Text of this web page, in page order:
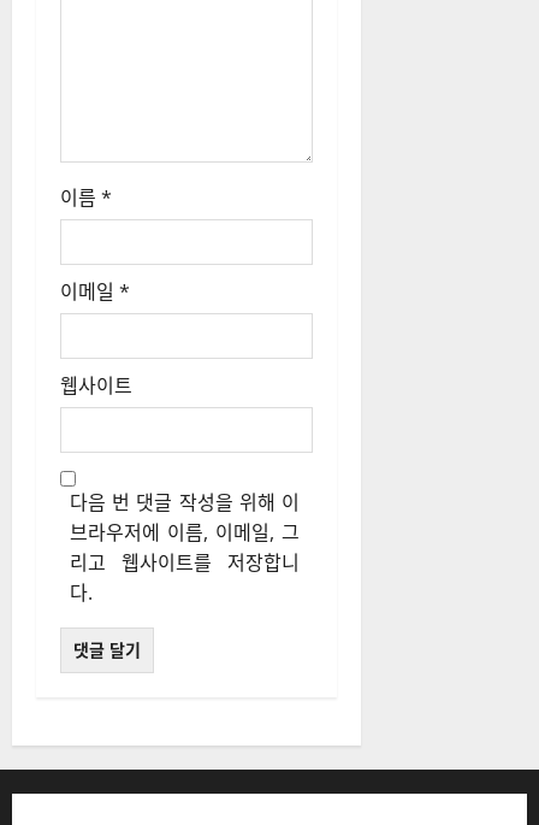
이름 *
이메일 *
웹사이트
다음 번 댓글 작성을 위해 이
브라우저에 이름, 이메일, 그
리고 웹사이트를 저장합니
다.